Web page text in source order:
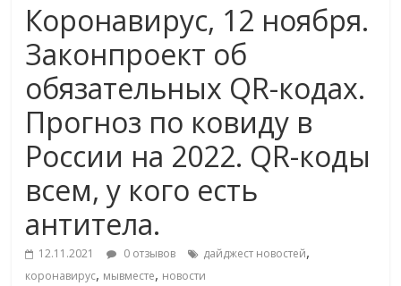
Коронавирус, 12 ноября.
Законпроект об
обязательных QR-кодах.
Прогноз по ковиду в
России на 2022. QR-коды
всем, у кого есть
антитела.
12.11.2021 0 отзывов дайджест новостей,
коронавирус, мывместе, новости